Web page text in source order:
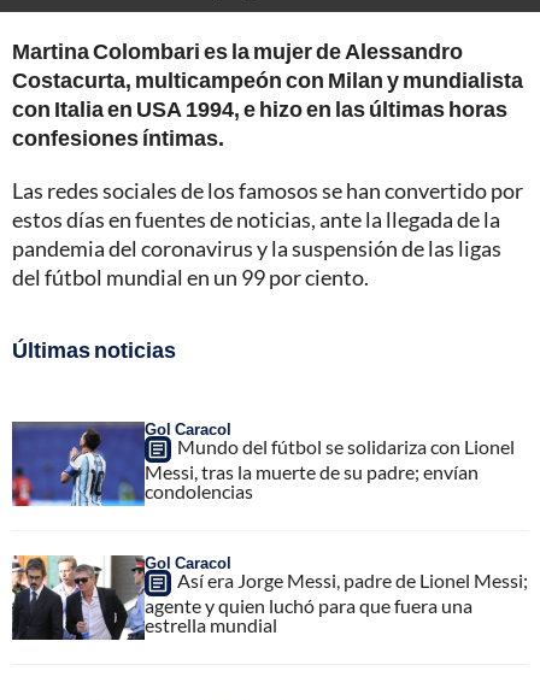
Martina Colombari es la mujer de Alessandro
Costacurta, multicampeón con Milan y mundialista
con Italia en USA 1994, e hizo en las últimas horas
confesiones íntimas.
Las redes sociales de los famosos se han convertido por
estos días en fuentes de noticias, ante la llegada de la
pandemia del coronavirus y la suspensión de las ligas
del fútbol mundial en un 99 por ciento.
Últimas noticias
Gol Caracol
Mundo del fútbol se solidariza con Lionel
Messi, tras la muerte de su padre; envían
condolencias
Gol Caracol
Así era Jorge Messi, padre de Lionel Messi;
agente y quien luchó para que fuera una
estrella mundial